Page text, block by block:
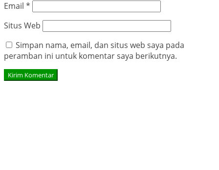
Email *
Situs Web
Simpan nama, email, dan situs web saya pada
peramban ini untuk komentar saya berikutnya.